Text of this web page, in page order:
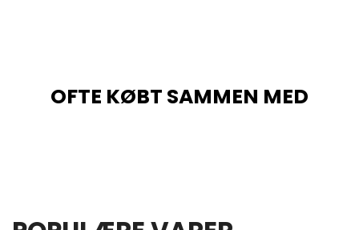
OFTE KØBT SAMMEN MED